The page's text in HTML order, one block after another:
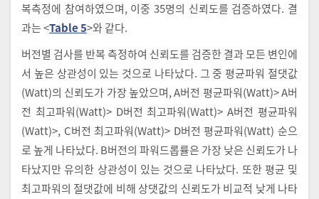
복측정에 참여하였으며, 이중 35명의 신뢰도를 검증하였다. 결
과는 <Table 5>와 같다.
버전별 검사를 반복 측정하여 신뢰도를 검증한 결과 모든 변인에
서 높은 상관성이 있는 것으로 나타났다. 그 중 평균파워 절댓값
(Watt)의 신뢰도가 가장 높았으며, A버전 평균파워(Watt)> A버
전 최고파워(Watt)> D버전 최고파워(Watt)> A버전 평균파워
(Watt)>, C버전 최고파워(Watt)> D버전 평균파워(Watt) 순으
로 높게 나타났다. B버전의 파워드롭률은 가장 낮은 신뢰도가 나
타났지만 유의한 상관성이 있는 것으로 나타났다. 또한 평균 및
최고파워의 절댓값에 비해 상댓값의 신뢰도가 비교적 낮게 나타